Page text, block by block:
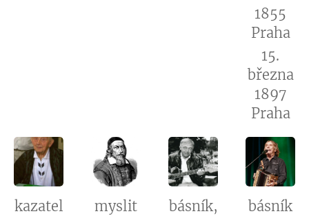
1855
Praha
15.
března
1897
Praha
kazatel
myslit
básník,
básník